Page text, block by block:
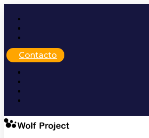
contenido
Contacto